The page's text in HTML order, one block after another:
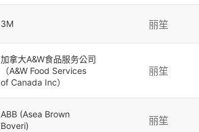
3M 丽笙
加拿大A&W食品服务公司
（A&W Food Services
of Canada Inc）
丽笙
ABB (Asea Brown
Boveri)
丽笙